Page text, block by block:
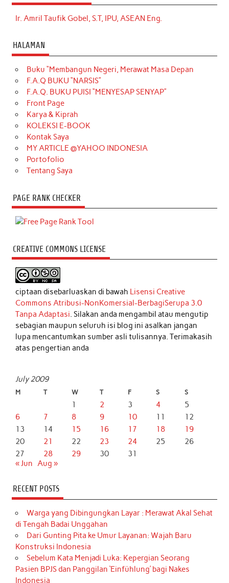
Ir. Amril Taufik Gobel, S.T, IPU, ASEAN Eng.
HALAMAN
Buku “Membangun Negeri, Merawat Masa Depan
F.A.Q BUKU “NARSIS”
F.A.Q. BUKU PUISI “MENYESAP SENYAP”
Front Page
Karya & Kiprah
KOLEKSI E-BOOK
Kontak Saya
MY ARTICLE @YAHOO INDONESIA
Portofolio
Tentang Saya
PAGE RANK CHECKER
CREATIVE COMMONS LICENSE
ciptaan disebarluaskan di bawah Lisensi Creative
Commons Atribusi-NonKomersial-BerbagiSerupa 3.0
Tanpa Adaptasi. Silakan anda mengambil atau mengutip
sebagian maupun seluruh isi blog ini asalkan jangan
lupa mencantumkan sumber asli tulisannya. Terimakasih
atas pengertian anda
July 2009
M T W T F S S
1 2 3 4
5
6
7 8 9 10 11
12
13
14 15 16 17 18
19
20
21 22 23 24 25
26
27
28 29 30
31
« Jun Aug »
RECENT POSTS
Warga yang Dibingungkan Layar : Merawat Akal Sehat
di Tengah Badai Unggahan
Dari Gunting Pita ke Umur Layanan: Wajah Baru
Konstruksi Indonesia
Sebelum Kata Menjadi Luka: Kepergian Seorang
Pasien BPJS dan Panggilan ‘Einfühlung’ bagi Nakes
Indonesia